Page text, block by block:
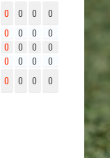
0 0 0
0
0 0 0
0
0 0 0
0
0 0 0
0
0 0 0 0